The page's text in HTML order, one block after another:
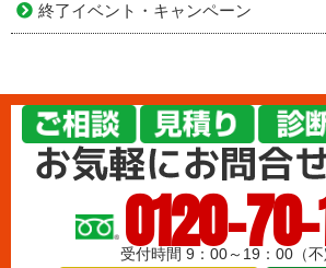
終了イベント・キャンペーン
0120-
受付時間 9：00～19：00（不